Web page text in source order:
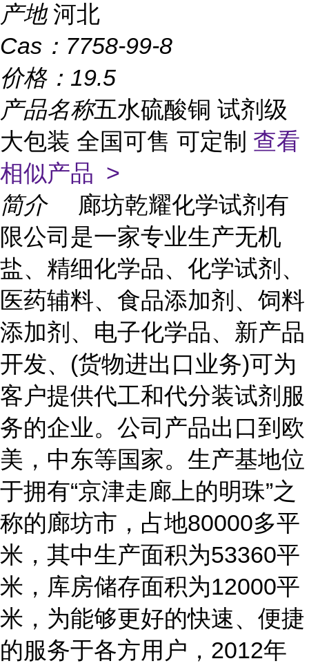
产地 河北
Cas： 7758-99-8
价格： 19.5
产品名称五水硫酸铜 试剂级
大包装 全国可售 可定制 查看
相似产品 >
简介
廊坊乾耀化学试剂有
限公司是一家专业生产无机
盐、精细化学品、化学试剂、
医药辅料、食品添加剂、饲料
添加剂、电子化学品、新产品
开发、(货物进出口业务)可为
客户提供代工和代分装试剂服
务的企业。公司产品出口到欧
美，中东等国家。生产基地位
于拥有“京津走廊上的明珠”之
称的廊坊市，占地80000多平
米，其中生产面积为53360平
米，库房储存面积为12000平
米，为能够更好的快速、便捷
的服务于各方用户，2012年